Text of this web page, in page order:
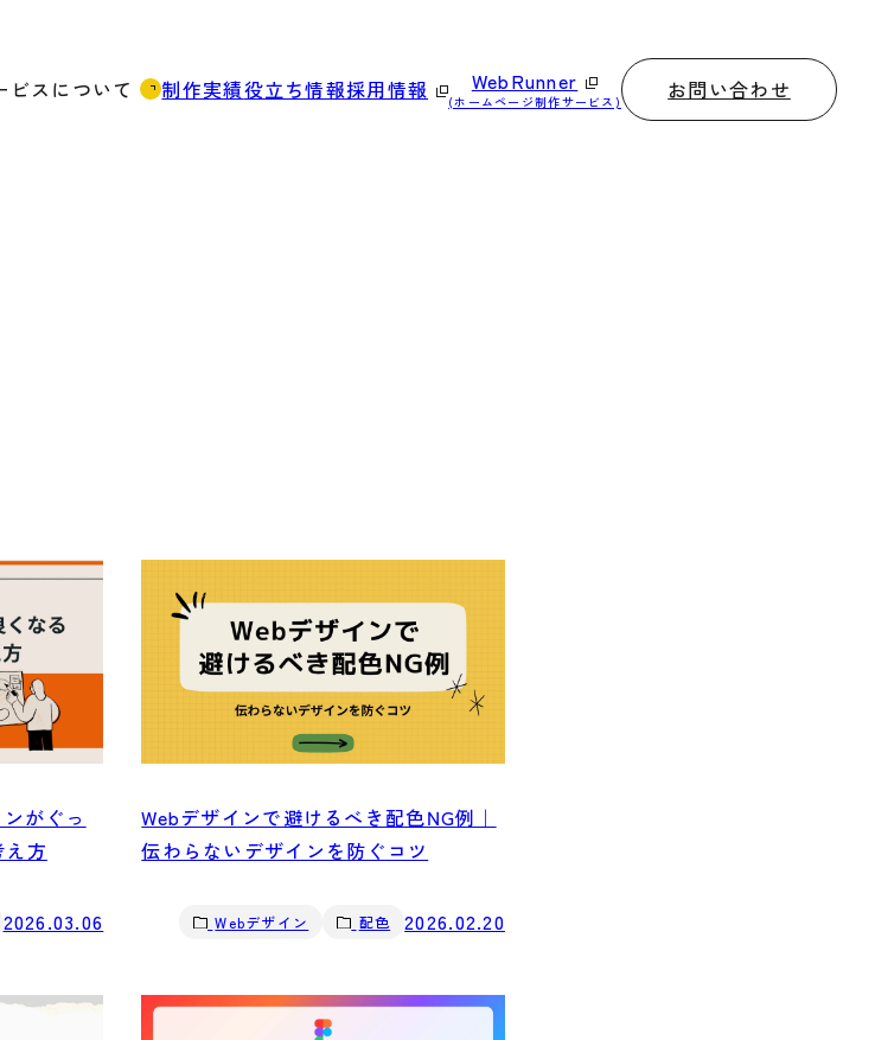
ビスについて 制作実績役立ち情報採用情報 WebRunner
(ホームページ制作サービス) お問い合わせ
がぐっ
方
2026.03.06
Webデザインで避けるべき配色NG例｜
伝わらないデザインを防ぐコツ
Webデザイン 配色 2026.02.20